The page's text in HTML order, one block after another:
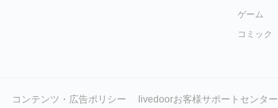
ゲーム
コミック
コンテンツ・広告ポリシー livedoorお客様サポートセンター